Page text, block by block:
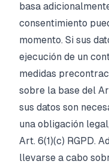
basa
consentimiento
momento. Si sus
ejecución de un
medidas
sobre la base del
sus datos son
una obligación
Art. 6(1)(c) RGPD.
llevarse a cabo